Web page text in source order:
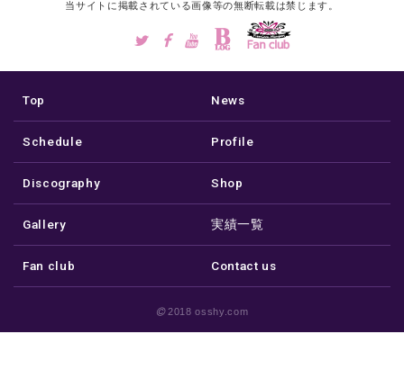
当サイトに掲載されている画像等の無断転載は禁じます。
Top News
Schedule Profile
Discography Shop
Gallery 実績一覧
Fan club Contact us
2018 osshy.com